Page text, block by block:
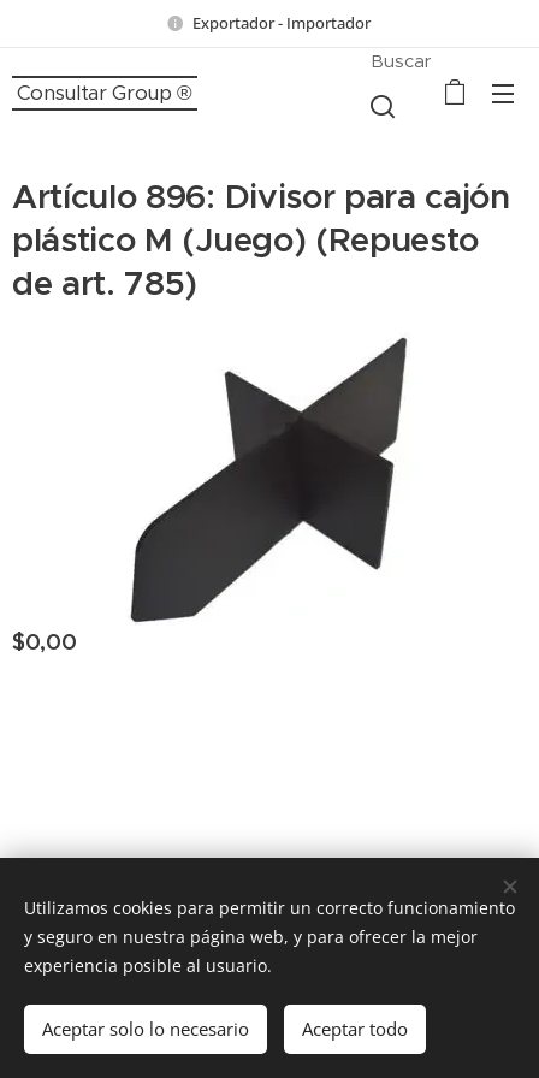
Exportador - Importador
Consultar Group ®
Buscar
Artículo 896: Divisor para cajón
plástico M (Juego) (Repuesto
de art. 785)
$0,00
Añadir a la cesta
Consultar Group ®Todoslos derechos reservados
Powered byWebnode Cookies
Utilizamos cookies para permitir un correcto funcionamiento
y seguro en nuestra página web, y para ofrecer la mejor
experiencia posible al usuario.
Aceptar solo lo necesario Aceptar todo